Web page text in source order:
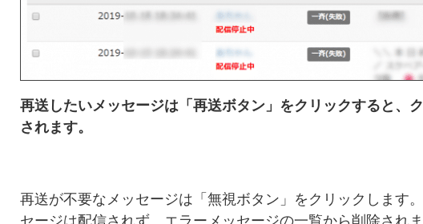
再送したいメッセージは「再送ボタン」をクリックすると、
されます。
再送が不要なメッセージは「無視ボタン」をクリックします